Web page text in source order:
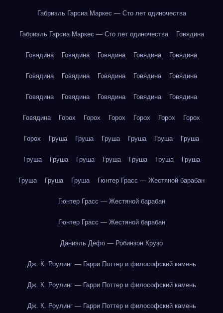
Габриэль Гарсиа Маркес — Сто лет одиночества
Габриэль Гарсиа Маркес — Сто лет одиночества Говядина
Говядина Говядина Говядина Говядина Говядина
Говядина Говядина Говядина Говядина Говядина
Говядина Говядина Говядина Говядина Говядина
Говядина Горох Горох Горох Горох Горох Горох
Горох Груша Груша Груша Груша Груша Груша
Груша Груша Груша Груша Груша Груша Груша
Груша Груша Груша Гюнтер Грасс — Жестяной барабан
Гюнтер Грасс — Жестяной барабан
Гюнтер Грасс — Жестяной барабан
Даниэль Дефо — Робинзон Крузо
Дж. К. Роулинг — Гарри Поттер и философский камень
Дж. К. Роулинг — Гарри Поттер и философский камень
Дж. К. Роулинг — Гарри Поттер и философский камень